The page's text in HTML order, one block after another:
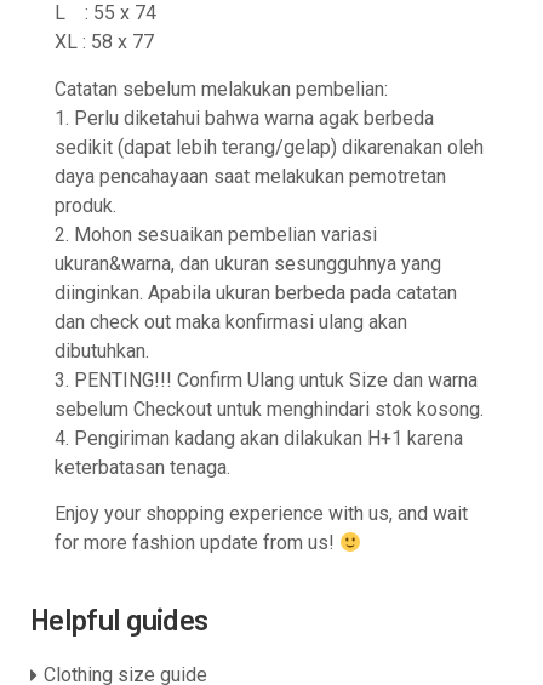
L : 55 x 74
XL : 58 x 77
Catatan sebelum melakukan pembelian:
1. Perlu diketahui bahwa warna agak berbeda
sedikit (dapat lebih terang/gelap) dikarenakan oleh
daya pencahayaan saat melakukan pemotretan
produk.
2. Mohon sesuaikan pembelian variasi
ukuran&warna, dan ukuran sesungguhnya yang
diinginkan. Apabila ukuran berbeda pada catatan
dan check out maka konfirmasi ulang akan
dibutuhkan.
3. PENTING!!! Confirm Ulang untuk Size dan warna
sebelum Checkout untuk menghindari stok kosong.
4. Pengiriman kadang akan dilakukan H+1 karena
keterbatasan tenaga.
Enjoy your shopping experience with us, and wait
for more fashion update from us!
Helpful guides
Clothing size guide